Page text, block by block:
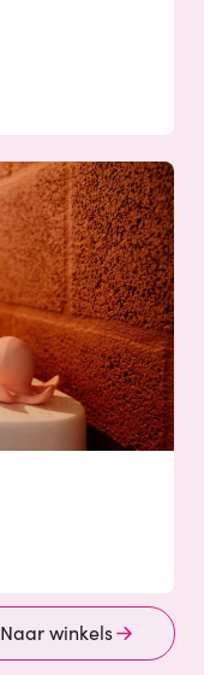
Naar winkels